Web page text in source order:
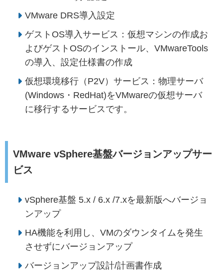
VMware DRS導入設定
ゲストOS導入サービス：仮想マシンの作成お
よびゲストOSのインストール、VMwareTools
の導入、設定仕様書の作成
仮想環境移行（P2V）サービス：物理サーバ
(Windows・RedHat)をVMwareの仮想サーバ
に移行するサービスです。
VMware vSphere基盤バージョンアップサー
ビス
vSphere基盤 5.x / 6.x /7.xを最新版へバージョ
ンアップ
HA機能を利用し、VMのダウンタイムを発生
させずにバージョンアップ
バージョンアップ設計/計画書作成